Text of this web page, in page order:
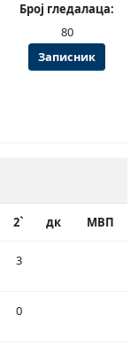
Број гледалаца:
80
Записник
2` дк МВП
3
0